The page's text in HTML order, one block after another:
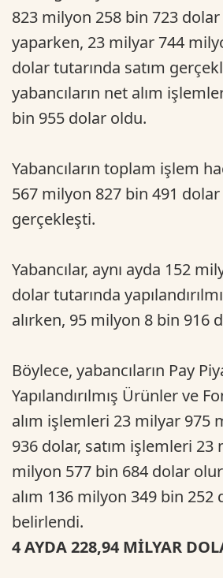
823 milyon 258 bin 723 dolar
yaparken, 23 milyar 744
dolar tutarında satım
yabancıların net alım
bin 955 dolar oldu.
Yabancıların toplam işlem
567 milyon 827 bin 491
gerçekleşti.
Yabancılar, aynı ayda 152
dolar tutarında
alırken, 95 milyon 8 bin 916
Böylece, yabancıların Pay
Yapılandırılmış Ürünler ve
alım işlemleri 23 milyar 975
936 dolar, satım işlemleri 23
milyon 577 bin 684 dolar
alım 136 milyon 349 bin 252
belirlendi.
4 AYDA 228,94 MİLYAR